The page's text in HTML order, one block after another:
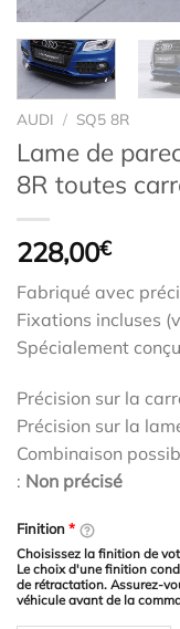
AUDI / SQ5 8R
Lame de
8R toutes
228,00€
Fabriqué avec
Fixations incluses
Spécialement
Précision sur la
Précision sur la
Combinaison
: Non précisé
Finition*
Choisissez la finition de
Le choix d'une finition
de rétractation. Assurez-
véhicule avant de la